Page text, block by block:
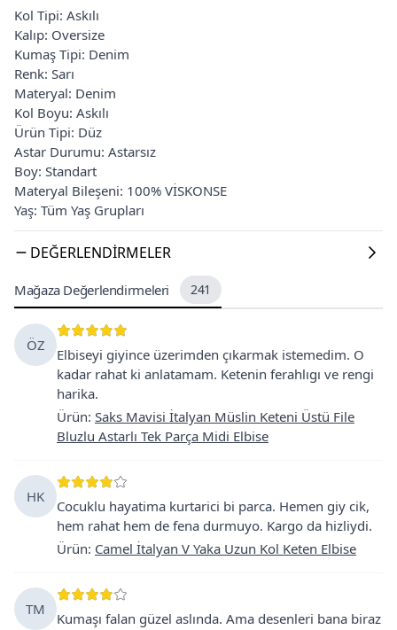
Kol Tipi: Askılı
Kalıp: Oversize
Kumaş Tipi: Denim
Renk: Sarı
Materyal: Denim
Kol Boyu: Askılı
Ürün Tipi: Düz
Astar Durumu: Astarsız
Boy: Standart
Materyal Bileşeni: 100% VİSKONSE
Yaş: Tüm Yaş Grupları
DEĞERLENDIRMELER
Mağaza Değerlendirmeleri 241
ÖZ
Elbiseyi giyince üzerimden çıkarmak istemedim. O
kadar rahat ki anlatamam. Ketenin ferahlıgı ve rengi
harika.
Ürün: Saks Mavisi İtalyan Müslin Keteni Üstü File
Bluzlu Astarlı Tek Parça Midi Elbise
HK
Cocuklu hayatima kurtarici bi parca. Hemen giy cik,
hem rahat hem de fena durmuyo. Kargo da hizliydi.
Ürün: Camel İtalyan V Yaka Uzun Kol Keten Elbise
TM
Kumaşı falan güzel aslında. Ama desenleri bana biraz